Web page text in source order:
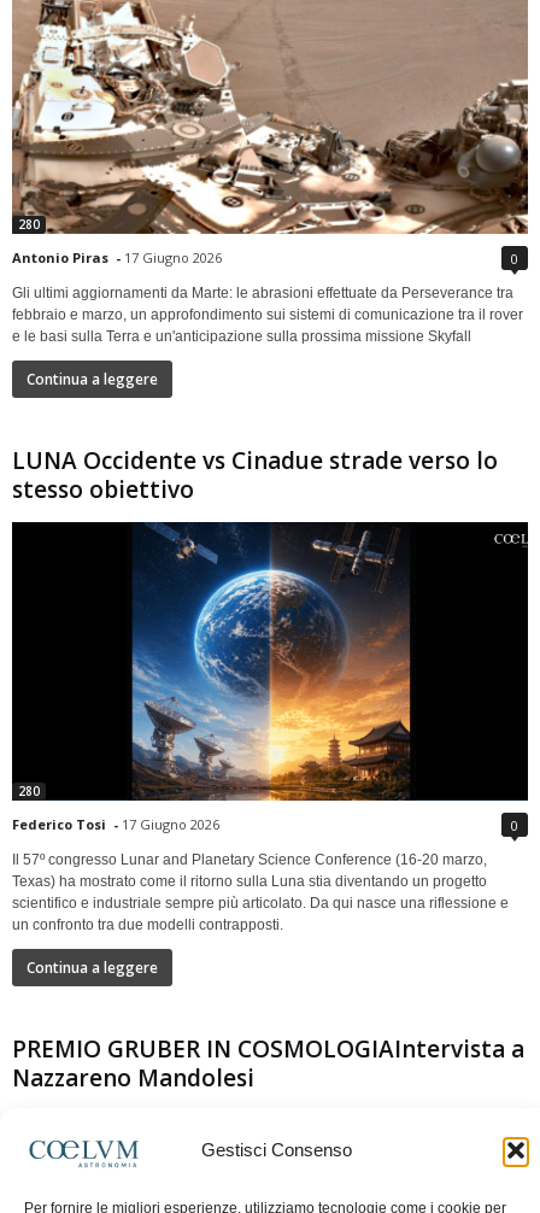
Gestisci Consenso
Per fornire le migliori esperienze, utilizziamo tecnologie come i cookie per
280
Antonio Piras - 17 Giugno 2026 0
Gli ultimi aggiornamenti da Marte: le abrasioni effettuate da Perseverance tra
febbraio e marzo, un approfondimento sui sistemi di comunicazione tra il rover
e le basi sulla Terra e un'anticipazione sulla prossima missione Skyfall
Continua a leggere
LUNA Occidente vs Cinadue strade verso lo
stesso obiettivo
280
Federico Tosi - 17 Giugno 2026 0
Il 57º congresso Lunar and Planetary Science Conference (16-20 marzo,
Texas) ha mostrato come il ritorno sulla Luna stia diventando un progetto
scientifico e industriale sempre più articolato. Da qui nasce una riflessione e
un confronto tra due modelli contrapposti.
Continua a leggere
PREMIO GRUBER IN COSMOLOGIAIntervista a
Nazzareno Mandolesi